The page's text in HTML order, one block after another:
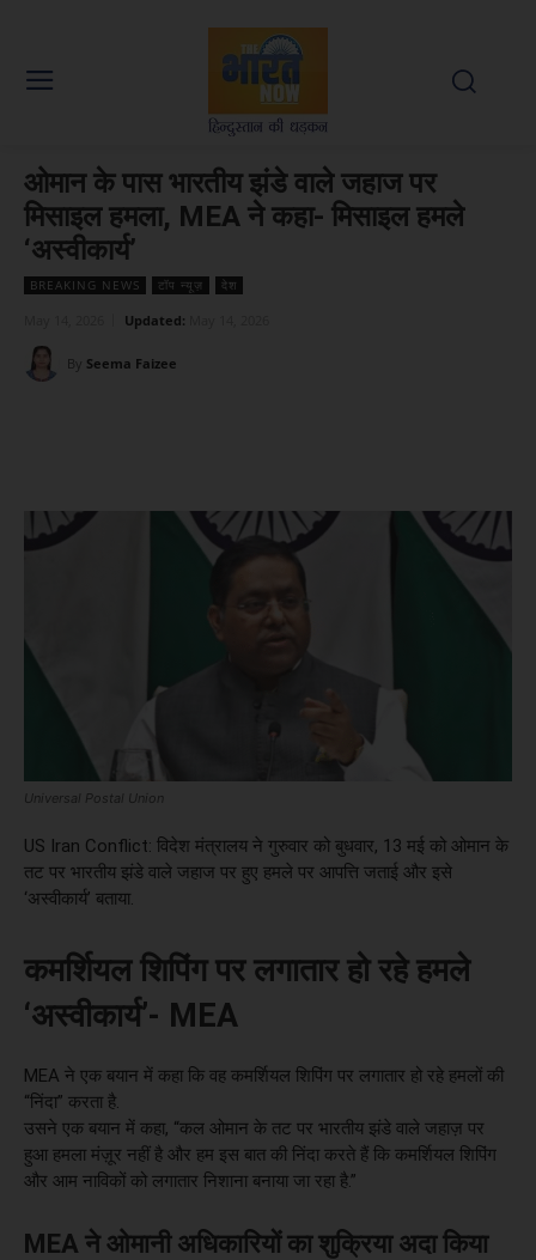
ओमान के पास भारतीय झंडे वाले जहाज पर
मिसाइल हमला, MEA ने कहा- मिसाइल हमले
‘अस्वीकार्य’
BREAKING NEWS टॉप न्यूज़ देश
Updated:
By Seema Faizee
Universal Postal Union
US Iran Conflict: विदेश मंत्रालय ने गुरुवार को बुधवार, 13 मई को ओमान के
तट पर भारतीय झंडे वाले जहाज पर हुए हमले पर आपत्ति जताई और इसे
‘अस्वीकार्य’ बताया.
कमर्शियल शिपिंग पर लगातार हो रहे हमले
‘अस्वीकार्य’- MEA
MEA ने एक बयान में कहा कि वह कमर्शियल शिपिंग पर लगातार हो रहे हमलों की
“निंदा” करता है.
उसने एक बयान में कहा, “कल ओमान के तट पर भारतीय झंडे वाले जहाज़ पर
हुआ हमला मंज़ूर नहीं है और हम इस बात की निंदा करते हैं कि कमर्शियल शिपिंग
और आम नाविकों को लगातार निशाना बनाया जा रहा है.”
MEA ने ओमानी अधिकारियों का शुक्रिया अदा किया